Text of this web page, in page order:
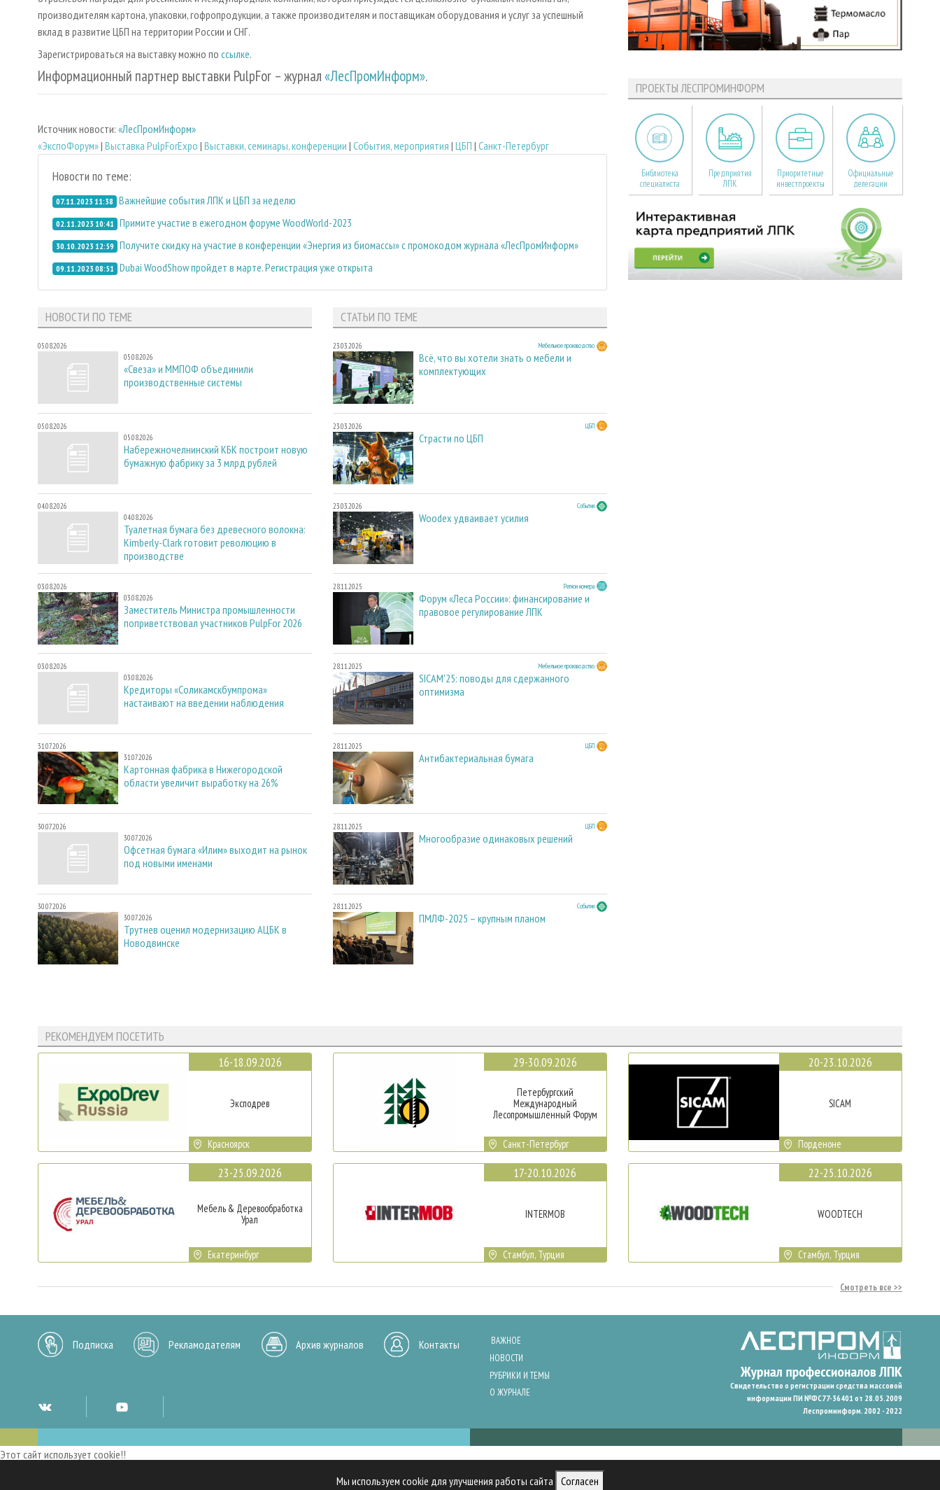
Мы используем cookie для улучшения работы сайта Согласен
производителям картона, упаковки, гофропродукции, а также производителям и поставщикам оборудования и услуг за успешный
вклад в развитие ЦБП на территории России и СНГ.
Зарегистрироваться на выставку можно по ссылке.
Информационный партнер выставки PulpFor – журнал«ЛесПромИнформ».
Источник новости: «ЛесПромИнформ»
«ЭкспоФорум»| Выставка PulpForExpo | Выставки, семинары, конференции | События, мероприятия | ЦБП | Санкт-Петербург
Новости по теме:
07.11.2023 11:38 Важнейшие события ЛПК и ЦБП за неделю
02.11.2023 10:41 Примите участие в ежегодном форуме WoodWorld-2023
30.10.2023 12:59 Получите скидку на участие в конференции «Энергия из биомассы» с промокодом журнала «ЛесПромИнформ»
09.11.2023 08:51 Dubai WoodShow пройдет в марте. Регистрация уже открыта
НОВОСТИ ПО ТЕМЕ
05.08.2026
05.08.2026
«Свеза» и ММПОФ объединили
производственные системы
05.08.2026
05.08.2026
Набережночелнинский КБК построит новую
бумажную фабрику за 3 млрд рублей
04.08.2026
04.08.2026
Туалетная бумага без древесного волокна:
Kimberly-Clark готовит революцию в
производстве
03.08.2026
03.08.2026
Заместитель Министра промышленности
поприветствовал участников PulpFor 2026
03.08.2026
03.08.2026
Кредиторы «Соликамскбумпрома»
настаивают на введении наблюдения
31.07.2026
31.07.2026
Картонная фабрика в Нижегородской
области увеличит выработку на 26%
30.07.2026
30.07.2026
Офсетная бумага «Илим» выходит на рынок
под новыми именами
30.07.2026
30.07.2026
Трутнев оценил модернизацию АЦБК в
Новодвинске
СТАТЬИ ПО ТЕМЕ
23.03.2026 Мебельное производство
Всё, что вы хотели знать о мебели и
комплектующих
23.03.2026 ЦБП
Страсти по ЦБП
23.03.2026 События
Woodex удваивает усилия
28.11.2025 Регион номера
Форум «Леса России»: финансирование и
правовое регулирование ЛПК
28.11.2025 Мебельное производство
SICAM'25: поводы для сдержанного
оптимизма
28.11.2025 ЦБП
Антибактериальная бумага
28.11.2025 ЦБП
Многообразие одинаковых решений
28.11.2025 События
ПМЛФ-2025 – крупным планом
ПРОЕКТЫ ЛЕСПРОМИНФОРМ
Библиотека
специалиста
Предприятия
ЛПК
Приоритетные
инвестпроекты
Официальные
делегации
РЕКОМЕНДУЕМ ПОСЕТИТЬ
16-18.09.2026
Эксподрев
Красноярск
23-25.09.2026
Мебель & Деревообработка
Урал
Екатеринбург
29-30.09.2026
Петербургский
Международный
Лесопромышленный Форум
Санкт-Петербург
17-20.10.2026
INTERMOB
Стамбул, Турция
20-23.10.2026
SICAM
Порденоне
22-25.10.2026
WOODTECH
Стамбул, Турция
Смотреть все
Подписка Рекламодателям Архив журналов Контакты
ВАЖНОЕ
НОВОСТИ
РУБРИКИ И ТЕМЫ
О ЖУРНАЛЕ
Свидетельство о регистрации средства массовой
информации ПИ №ФС77-36401 от 28.05.2009
Леспроминформ. 2002 - 2022
Этот сайт использует cookie!!
Мы используем cookies и аналогичные технологии для улучшения работы нашего сайта, анализа трафика и персонализации контента. Cookies помогают нам запомнить ваши предпочтения и улучшить пользовательский